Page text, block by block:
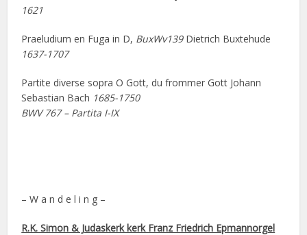
1621
Praeludium en Fuga in D, BuxWv139Dietrich Buxtehude
1637-1707
Partite diverse sopra O Gott, du frommer Gott Johann
Sebastian Bach 1685-1750
BWV 767 – Partita I-IX
– W a n d e l i n g –
R.K. Simon & Judaskerk kerk Franz Friedrich Epmannorgel